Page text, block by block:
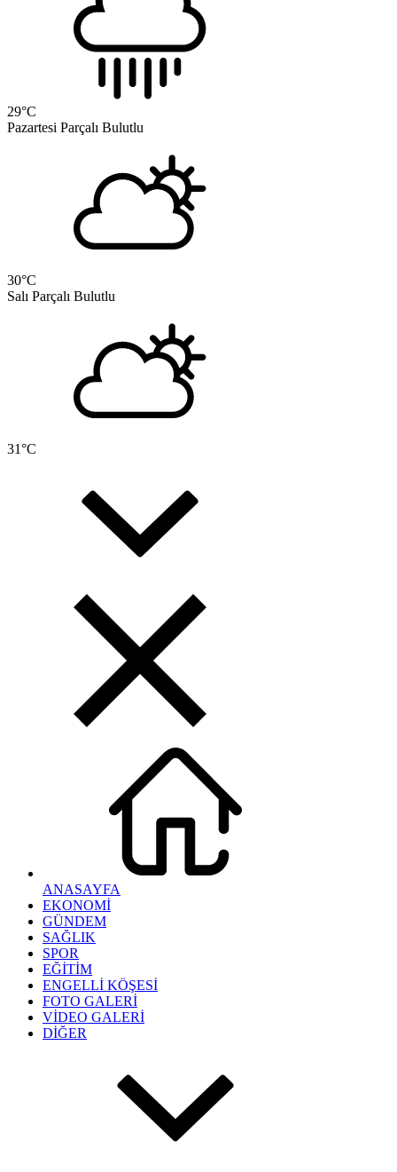
29°C
Pazartesi Parçalı Bulutlu
30°C
Salı Parçalı Bulutlu
31°C
ANASAYFA
EKONOMİ
GÜNDEM
SAĞLIK
SPOR
EĞİTİM
ENGELLİ KÖŞESİ
FOTO GALERİ
VİDEO GALERİ
DİĞER